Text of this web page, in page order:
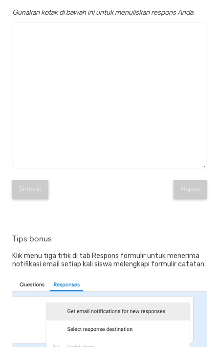
Gunakan kotak di bawah ini untuk menuliskan respons Anda.
Simpan Hapus
Tips bonus
Klik menu tiga titik di tab Respons formulir untuk menerima
notifikasi email setiap kali siswa melengkapi formulir catatan.